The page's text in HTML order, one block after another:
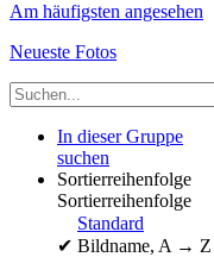
Am häufigsten angesehen
Neueste Fotos
In dieser Gruppe
suchen
Sortierreihenfolge
Sortierreihenfolge
Standard
✔ Bildname, A → Z